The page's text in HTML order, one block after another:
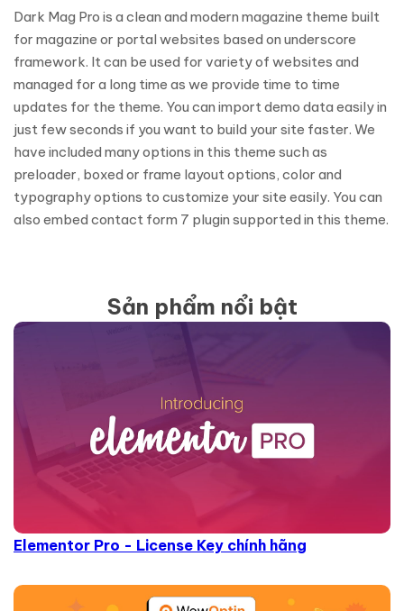
Dark Mag Pro is a clean and modern magazine theme built
for magazine or portal websites based on underscore
framework. It can be used for variety of websites and
managed for a long time as we provide time to time
updates for the theme. You can import demo data easily in
just few seconds if you want to build your site faster. We
have included many options in this theme such as
preloader, boxed or frame layout options, color and
typography options to customize your site easily. You can
also embed contact form 7 plugin supported in this theme.
Sản phẩm nổi bật
Elementor Pro - License Key chính hãng